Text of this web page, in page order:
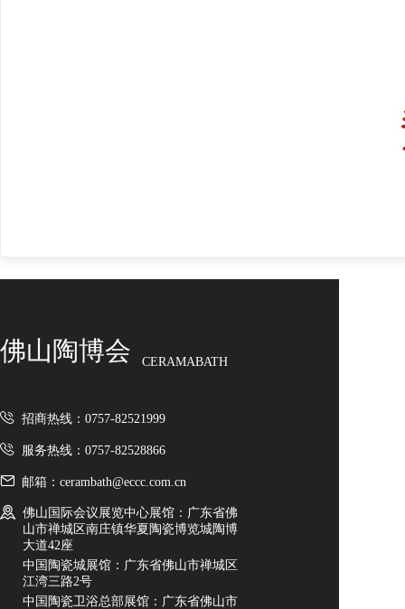
佛山陶博会 CERAMABATH
招商热线：0757-82521999
服务热线：0757-82528866
邮箱：cerambath@eccc.com.cn
佛山国际会议展览中心展馆：广东省佛
山市禅城区南庄镇华夏陶瓷博览城陶博
大道42座
中国陶瓷城展馆：广东省佛山市禅城区
江湾三路2号
中国陶瓷卫浴总部展馆：广东省佛山市